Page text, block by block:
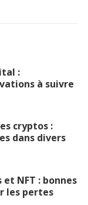
:
à suivre
cryptos :
dans divers
NFT : bonnes
les pertes